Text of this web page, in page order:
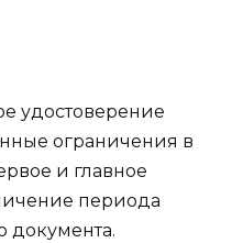
удостоверение
ограничения в
и главное
периода
документа.